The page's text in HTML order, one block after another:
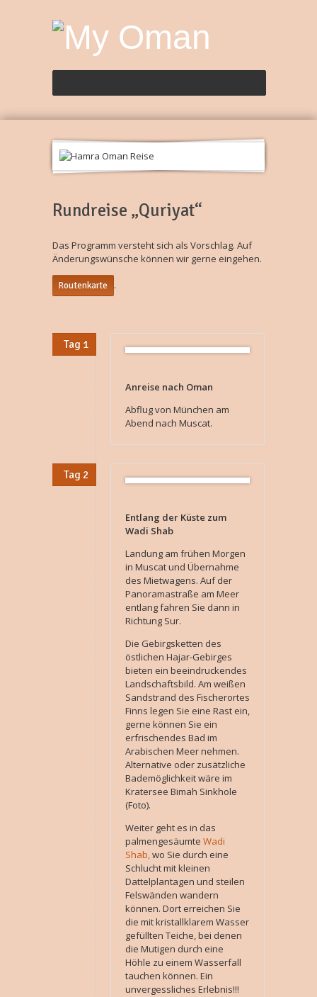
Rundreise „Quriyat“
Das Programm versteht sich als Vorschlag. Auf
Änderungswünsche können wir gerne eingehen.
Routenkarte .
Tag 1
Anreise nach Oman
Abflug von München am
Abend nach Muscat.
Tag 2
Entlang der Küste zum
Wadi Shab
Landung am frühen Morgen
in Muscat und Übernahme
des Mietwagens. Auf der
Panoramastraße am Meer
entlang fahren Sie dann in
Richtung Sur.
Die Gebirgsketten des
östlichen Hajar-Gebirges
bieten ein beeindruckendes
Landschaftsbild. Am weißen
Sandstrand des Fischerortes
Finns legen Sie eine Rast ein,
gerne können Sie ein
erfrischendes Bad im
Arabischen Meer nehmen.
Alternative oder zusätzliche
Bademöglichkeit wäre im
Kratersee Bimah Sinkhole
(Foto).
Weiter geht es in das
palmengesäumte Wadi
Shab,wo Sie durch eine
Schlucht mit kleinen
Dattelplantagen und steilen
Felswänden wandern
können. Dort erreichen Sie
die mit kristallklarem Wasser
gefüllten Teiche, bei denen
die Mutigen durch eine
Höhle zu einem Wasserfall
tauchen können. Ein
unvergessliches Erlebnis!!!